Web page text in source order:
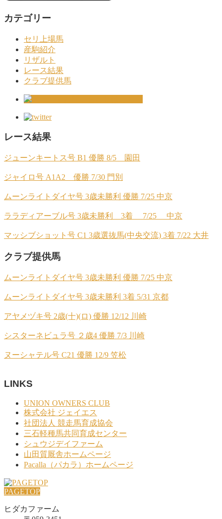
カテゴリー
セリ上場馬
産駒紹介
リザルト
レース結果
クラブ提供馬
レース結果
ジューンキートス号 B1 優勝 8/5 園田
ジャイロ号 A1A2 優勝 7/30 門別
ムーンライトダイヤ号 3歳未勝利 優勝 7/25 中京
ララディアーブル号 3歳未勝利 3着 7/25 中京
マッシブショット号 C1 3歳選抜馬(中央交流) 3着 7/22 大井
クラブ提供馬
ムーンライトダイヤ号 3歳未勝利 優勝 7/25 中京
ムーンライトダイヤ号 3歳未勝利 3着 5/31 京都
アヤメヅキ号 2歳(十)(ロ) 優勝 12/12 川崎
シスターネビュラ号 ２歳4 優勝 7/3 川崎
ヌーシャテル号 C21 優勝 12/9 笠松
LINKS
UNION OWNERS CLUB
株式会社 ジェイエス
社団法人 競走馬育成協会
三石軽種馬共同育成センター
シュウジデイファーム
山田質厩舎ホームページ
Pacalla（パカラ）ホームページ
PAGETOP
ヒダカファーム